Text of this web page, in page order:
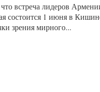
встреча лидеров
состоится 1 июня в
зрения мирного...